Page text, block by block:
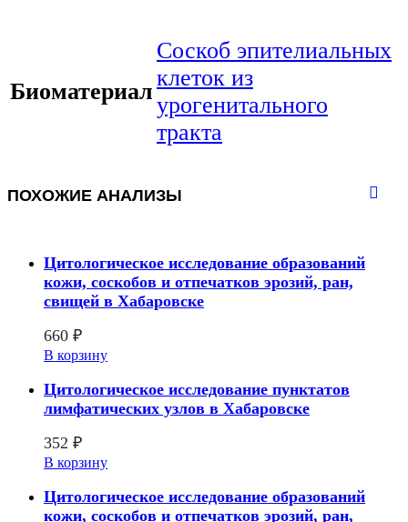
Биоматериал
Соскоб эпителиальных
клеток из
урогенитального
тракта
ПОХОЖИЕ АНАЛИЗЫ
Цитологическое исследование образований
кожи, соскобов и отпечатков эрозий, ран,
свищей в Хабаровске
660 ₽
В корзину
Цитологическое исследование пунктатов
лимфатических узлов в Хабаровске
352 ₽
В корзину
Цитологическое исследование образований
кожи, соскобов и отпечатков эрозий, ран,